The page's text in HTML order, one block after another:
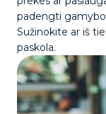
padengti
Sužinokite ar iš
paskola.